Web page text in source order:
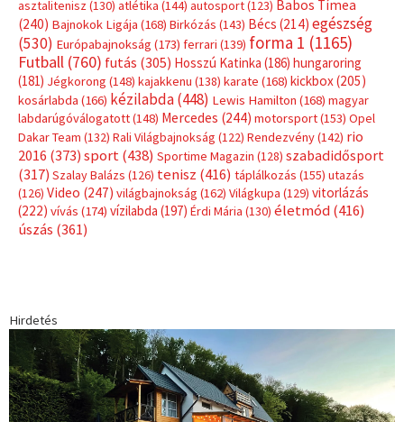
asztalitenisz (130) atlétika (144) autosport(123) Babos Tímea
(240) Bajnokok Ligája (168) Birkózás (143) Bécs (214) egészség
(530) Európabajnokság (173) ferrari (139) forma 1 (1165)
Futball (760) futás (305) Hosszú Katinka (186) hungaroring
(181) Jégkorong (148) kajakkenu (138) karate (168) kickbox(205)
kosárlabda (166) kézilabda(448) Lewis Hamilton (168) magyar
labdarúgóválogatott(148) Mercedes (244) motorsport(153) Opel
Dakar Team (132) Rali Világbajnokság (122) Rendezvény(142) rio
2016 (373) sport(438) Sportime Magazin (128) szabadidősport
(317) Szalay Balázs (126) tenisz (416) táplálkozás (155) utazás
(126) Video (247) világbajnokság (162) Világkupa (129) vitorlázás
(222) vívás (174) vízilabda (197) Érdi Mária (130) életmód(416)
úszás (361)
Hirdetés